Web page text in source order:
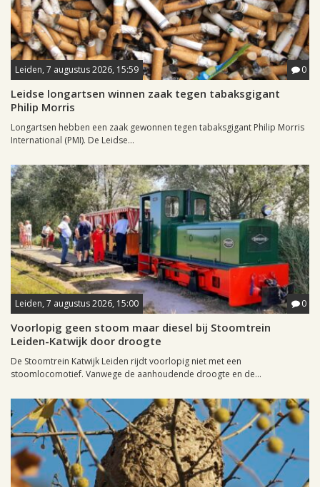
Leiden, 7 augustus 2026, 15:59 0
Leidse longartsen winnen zaak tegen tabaksgigant
Philip Morris
Longartsen hebben een zaak gewonnen tegen tabaksgigant Philip Morris
International (PMI). De Leidse...
Leiden, 7 augustus 2026, 15:00 0
Voorlopig geen stoom maar diesel bij Stoomtrein
Leiden-Katwijk door droogte
De Stoomtrein Katwijk Leiden rijdt voorlopig niet met een
stoomlocomotief. Vanwege de aanhoudende droogte en de...